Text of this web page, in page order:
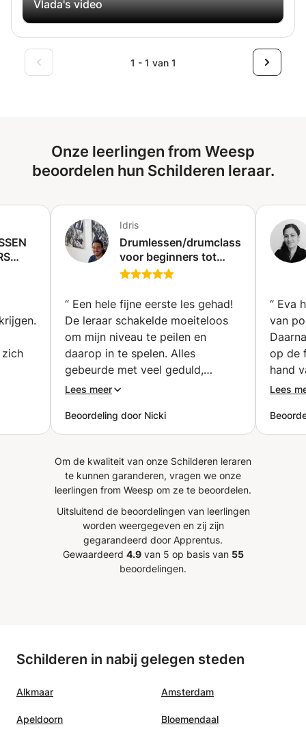
Vlada's video
1 - 1 van 1
Onze leerlingen from Weesp
beoordelen hun Schilderen leraar.
Idris
Drumlessen/drumclasses:
voor beginners tot
gevorderden.
“ Een hele fijne eerste les gehad!
De leraar schakelde moeiteloos
om mijn niveau te peilen en
daarop in te spelen. Alles
gebeurde met veel geduld,
heldere uitleg en zichtbaar liefde
echt een aanrader. Ik kijk nu al uit
naar de volgende les! ”
Lees meer
Beoordeling door Nicki
“ Eva
van
op de
hand
ik
Lees
Om de kwaliteit van onze Schilderen leraren
te kunnen garanderen, vragen we onze
leerlingen from Weesp om ze te beoordelen.
Uitsluitend de beoordelingen van leerlingen
worden weergegeven en zij zijn
gegarandeerd door Apprentus.
Gewaardeerd 4.9van 5 op basis van 55
beoordelingen.
Schilderen in nabij gelegen steden
Alkmaar Amsterdam
Apeldoorn Bloemendaal